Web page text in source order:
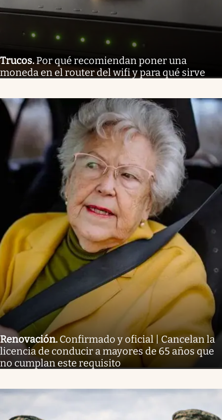
Trucos.Por qué recomiendan poner una
moneda en el router del wifi y para qué sirve
Renovación. Confirmado y oficial | Cancelan la
licencia de conducir a mayores de 65 años que
no cumplan este requisito